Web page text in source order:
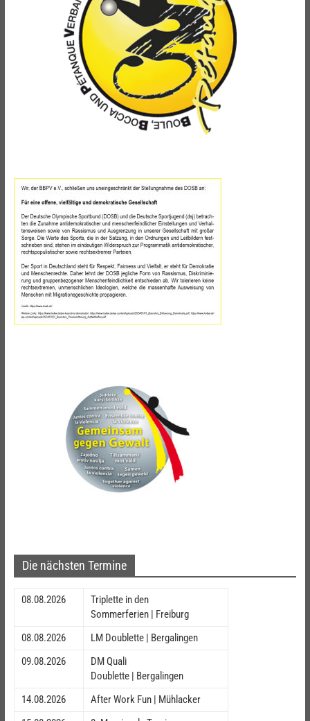
Die nächsten Termine
08.08.2026
Triplette in den
Sommerferien | Freiburg
08.08.2026
LM Doublette | Bergalingen
09.08.2026
DM Quali
Doublette | Bergalingen
14.08.2026
After Work Fun | Mühlacker